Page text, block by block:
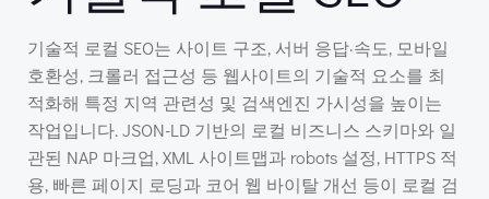
기술적 로컬 SEO는 사이트 구조, 서버 응답·속도, 모바일
호환성, 크롤러 접근성 등 웹사이트의 기술적 요소를 최
적화해 특정 지역 관련성 및 검색엔진 가시성을 높이는
작업입니다. JSON-LD 기반의 로컬 비즈니스 스키마와 일
관된 NAP 마크업, XML 사이트맵과 robots 설정, HTTPS 적
용, 빠른 페이지 로딩과 코어 웹 바이탈 개선 등이 로컬 검